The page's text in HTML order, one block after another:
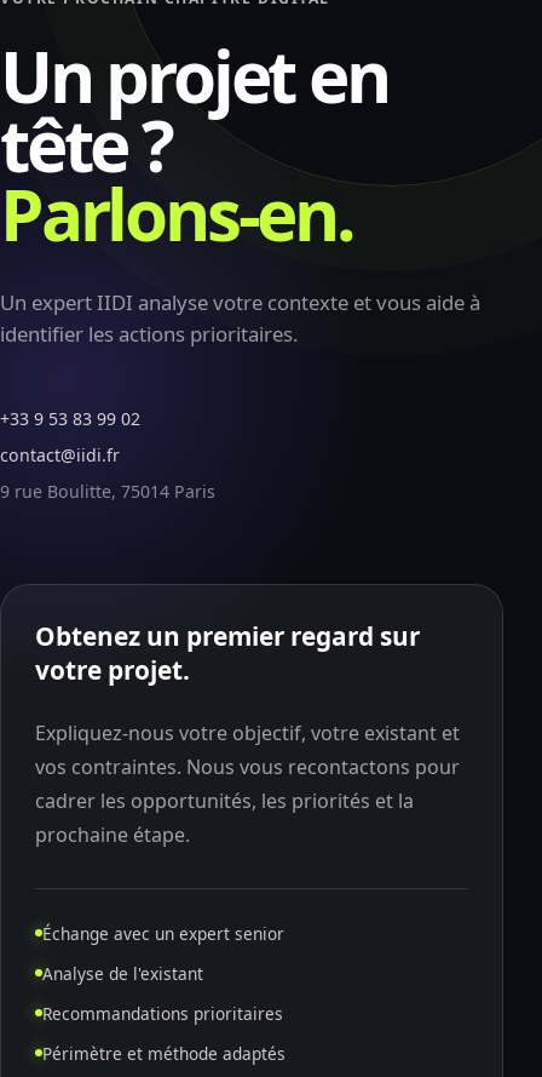
Un projet en
tête ?
Parlons-en.
Un expert IIDI analyse votre contexte et vous aide à
identifier les actions prioritaires.
+33 9 53 83 99 02
contact@iidi.fr
9 rue Boulitte, 75014 Paris
Obtenez un premier regard sur
votre projet.
Expliquez-nous votre objectif, votre existant et
vos contraintes. Nous vous recontactons pour
cadrer les opportunités, les priorités et la
prochaine étape.
Échange avec un expert senior
Analyse de l'existant
Recommandations prioritaires
Périmètre et méthode adaptés